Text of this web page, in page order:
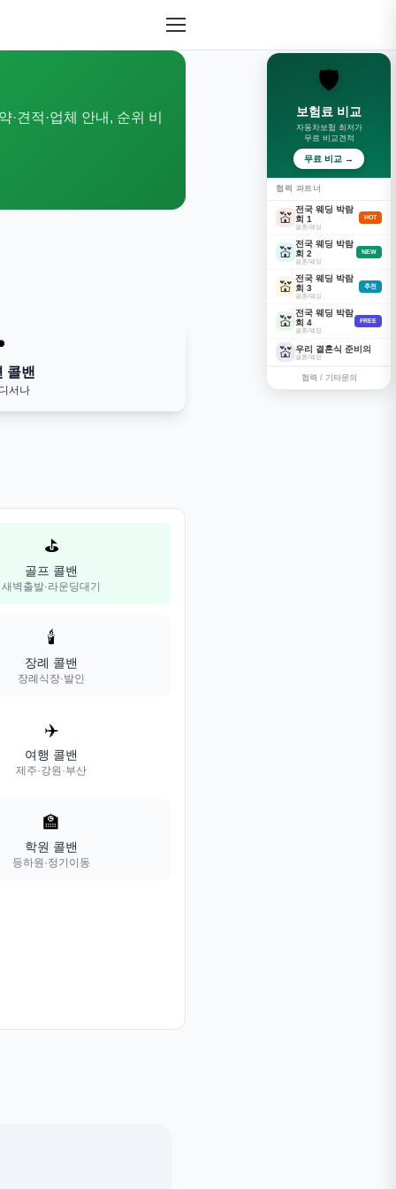
견적·업체 안내, 순위 비
콜밴
서나
⛳
골프 콜밴
새벽출발·라운딩대기
🕯️
장례 콜밴
장례식장·발인
✈️
여행 콜밴
제주·강원·부산
🏫
학원 콜밴
등하원·정기이동
🛡️
보험료 비교
자동차보험 최저가
무료 비교견적
무료 비교 →
협력 파트너
💒
전국 웨딩 박람
회 1
결혼/웨딩
HOT
💒
전국 웨딩 박람
회 2
결혼/웨딩
NEW
💒
전국 웨딩 박람
회 3
결혼/웨딩
추천
💒
전국 웨딩 박람
회 4
결혼/웨딩
FREE
💒 우리 결혼식 준비의
결혼/웨딩
협력 / 기타문의